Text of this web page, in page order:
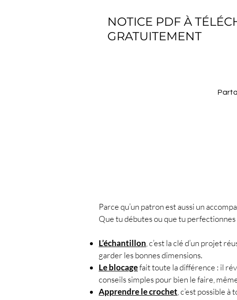
NOTICE PDF À
GRATUITEMENT
Parce qu’un patron est aussi un
Que tu débutes ou que tu
L’échantillon , c’est la clé d’un projet
garder les bonnes dimensions.
Le blocagefait toute la différence : il
conseils simples pour bien le faire,
Apprendre le crochet , c’est possible